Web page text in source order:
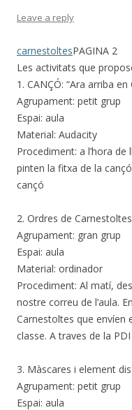
Leave a reply
carnestoltesPAGINA 2
Les activitats que
1. CANÇÓ: “Ara arriba
Agrupament: petit grup
Espai: aula
Material: Audacity
Procediment: a l’hora
pinten la fitxa de la
cançó
2. Ordres de Carnestoltes
Agrupament: gran grup
Espai: aula
Material: ordinador
Procediment: Al matí,
nostre correu de l’aula.
Carnestoltes que envíen
classe. A traves de la
3. Màscares i element
Agrupament: petit grup
Espai: aula